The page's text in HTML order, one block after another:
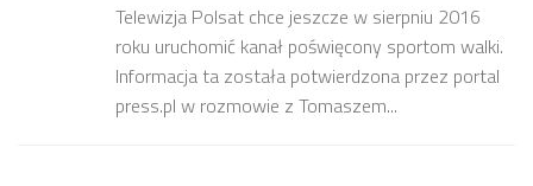
Telewizja Polsat chce jeszcze w sierpniu 2016
roku uruchomić kanał poświęcony sportom walki.
Informacja ta została potwierdzona przez portal
press.pl w rozmowie z Tomaszem...